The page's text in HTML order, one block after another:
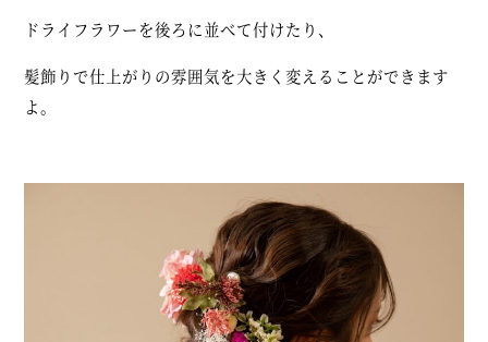
ドライフラワーを後ろに並べて付けたり、
髪飾りで仕上がりの雰囲気を大きく変えることができます
よ。